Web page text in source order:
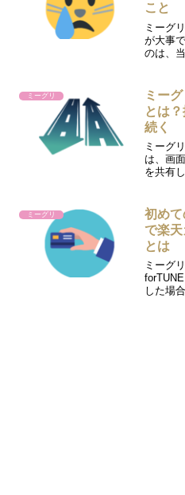
こと
ミーグ
が大事
のは、
ってし
してし
ミーグリ
ミー
とは
続く
ミーグ
は、画
を共有
という
ズのミ
ミーグリ
初め
で楽天
とは
ミーグ
した場